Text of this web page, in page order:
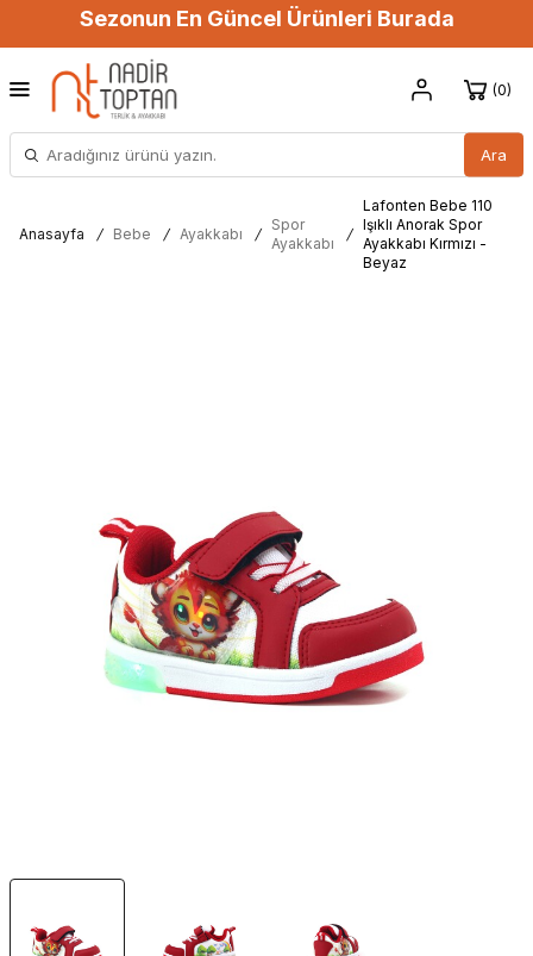
Sezonun En Güncel Ürünleri Burada
Ara
0
Anasayfa / Bebe / Ayakkabı /
Spor
Ayakkabı
/
Lafonten Bebe 110
Işıklı Anorak Spor
Ayakkabı Kırmızı -
Beyaz